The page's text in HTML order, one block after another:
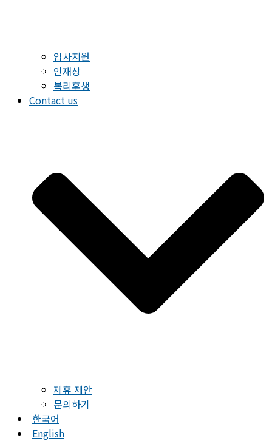
입사지원
인재상
복리후생
Contact us
제휴 제안
문의하기
한국어
English